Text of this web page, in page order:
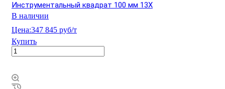
Инструментальный квадрат 100 мм 13Х
В наличии
Цена:347 845 руб/т
Купить